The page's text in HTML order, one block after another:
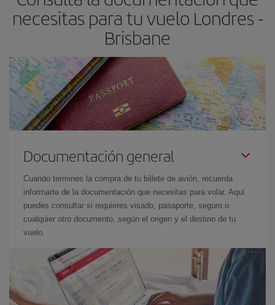
necesitas para tu vuelo Londres -
Brisbane
Documentación general
Cuando termines la compra de tu billete de avión, recuerda
informarte de la documentación que necesitas para volar. Aquí
puedes consultar si requieres visado, pasaporte, seguro o
cualquier otro documento, según el origen y el destino de tu
vuelo.